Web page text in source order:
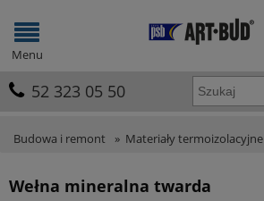
52 323 05 50
Menu
Budowa i remont » Materiały termoizolacyjne
Wełna mineralna twarda